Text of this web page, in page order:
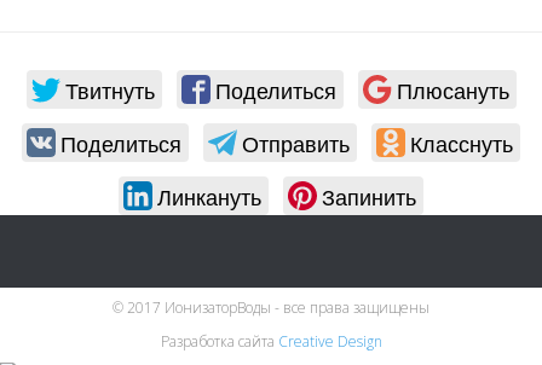
Твитнуть Поделиться
Плюсануть
Поделиться
Отправить
Класснуть
Линкануть
Запинить
© 2017 ИонизаторВоды - все права защищены
Разработка сайта Creative Design